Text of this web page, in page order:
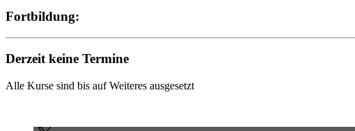
Fortbildung:
Derzeit keine Termine
Alle Kurse sind bis auf Weiteres ausgesetzt